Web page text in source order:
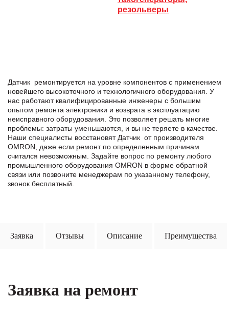
резольверы
Датчик ремонтируется на уровне компонентов с применением
новейшего высокоточного и технологичного оборудования. У
нас работают квалифицированные инженеры с большим
опытом ремонта электроники и возврата в эксплуатацию
неисправного оборудования. Это позволяет решать многие
проблемы: затраты уменьшаются, и вы не теряете в качестве.
Наши специалисты восстановят Датчик от производителя
OMRON, даже если ремонт по определенным причинам
считался невозможным. Задайте вопрос по ремонту любого
промышленного оборудования OMRON в формe обратной
связи или позвоните менеджерам по указанному телефону,
звонок бесплатный.
Заявка Отзывы Описание Преимущества
Заявка на ремонт